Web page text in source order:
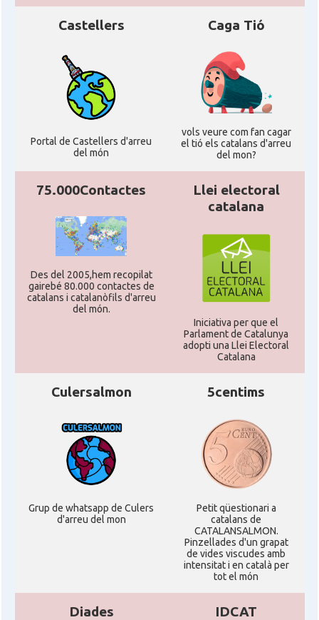
Castellers
Portal de Castellers d'arreu
del món
Caga Tió
vols veure com fan cagar
el tió els catalans d'arreu
del mon?
75.000Contactes
Des del 2005,hem recopilat
gairebé 80.000 contactes de
catalans i catalanòfils d'arreu
del món.
Llei electoral
catalana
Iniciativa per que el
Parlament de Catalunya
adopti una Llei Electoral
Catalana
Culersalmon
Grup de whatsapp de Culers
d'arreu del mon
5centims
Petit qüestionari a
catalans de
CATALANSALMON.
Pinzellades d'un grapat
de vides viscudes amb
intensitat i en català per
tot el món
Diades IDCAT